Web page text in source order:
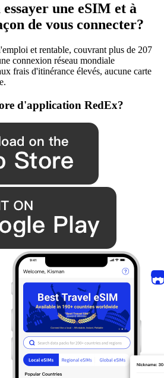
une eSIM et à
de vous connecter?
et rentable, couvrant plus de 207
connexion réseau mondiale
frais d'itinérance élevés, aucune carte
d'application RedEx?